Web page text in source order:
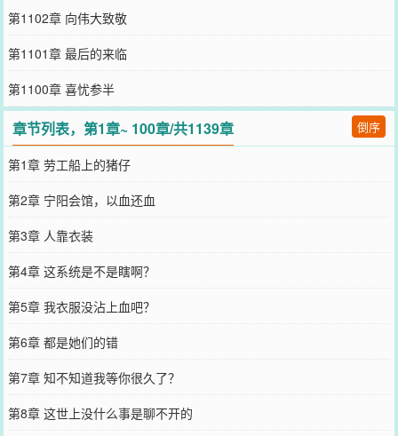
第1102章 向伟大致敬
第1101章 最后的来临
第1100章 喜忧参半
章节列表，第1章~ 100章/共1139章 倒序
第1章 劳工船上的猪仔
第2章 宁阳会馆，以血还血
第3章 人靠衣装
第4章 这系统是不是瞎啊？
第5章 我衣服没沾上血吧？
第6章 都是她们的错
第7章 知不知道我等你很久了？
第8章 这世上没什么事是聊不开的